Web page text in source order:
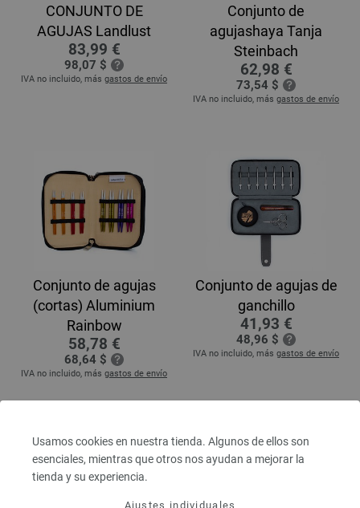
Usamos cookies en nuestra tienda. Algunos de ellos son
esenciales, mientras que otros nos ayudan a mejorar la
tienda y su experiencia.
Ajustes individuales
CONJUNTO DE
AGUJAS Landlust
83,99 €
98,07 $
IVA no incluido, más gastos de envío
Conjunto de
agujashaya Tanja
Steinbach
62,98 €
73,54 $
IVA no incluido, más gastos de envío
Conjunto de agujas
(cortas) Aluminium
Rainbow
58,78 €
68,64 $
IVA no incluido, más gastos de envío
Conjunto de agujas de
ganchillo
41,93 €
48,96 $
IVA no incluido, más gastos de envío